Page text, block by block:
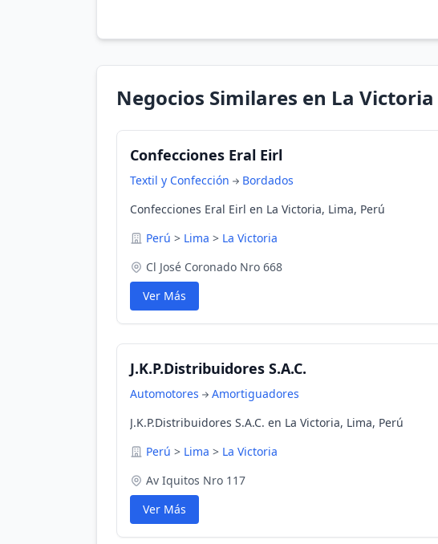
Negocios Similares en La Victoria
Confecciones Eral Eirl
Textil y Confección
Bordados
Confecciones Eral Eirl en La Victoria, Lima, Perú
Perú > Lima > La Victoria
Cl José Coronado Nro 668
Ver Más
J.K.P.Distribuidores S.A.C.
Automotores
Amortiguadores
J.K.P.Distribuidores S.A.C. en La Victoria, Lima, Perú
Perú > Lima > La Victoria
Av Iquitos Nro 117
Ver Más